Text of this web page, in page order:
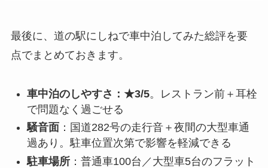
最後に、道の駅にしねで車中泊してみた総評を要
点でまとめておきます。
車中泊のしやすさ：★3/5。レストラン前＋耳栓
で問題なく過ごせる
騒音面 ：国道282号の走行音＋夜間の大型車通
過あり。駐車位置次第で影響を軽減できる
駐車場所：普通車100台／大型車5台のフラット